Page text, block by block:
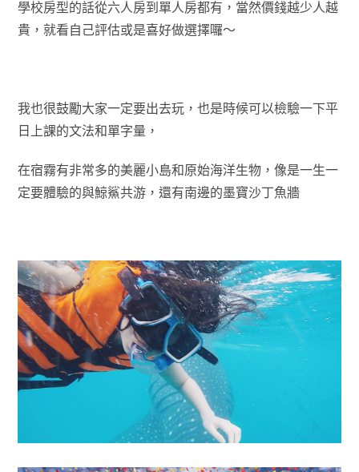
學校房型的話從六人房到單人房都有，當然價錢越少人越
貴，就看自己評估或是喜好做選擇囉～
我也很鼓勵大家一定要出去玩，也是時候可以檢驗一下平
日上課的文法和單字量，
在宿霧有非常多的美麗小島和原始海洋生物，像是一生一
定要體驗的與鯨鯊共游，還有南邊的墨寶沙丁魚牆